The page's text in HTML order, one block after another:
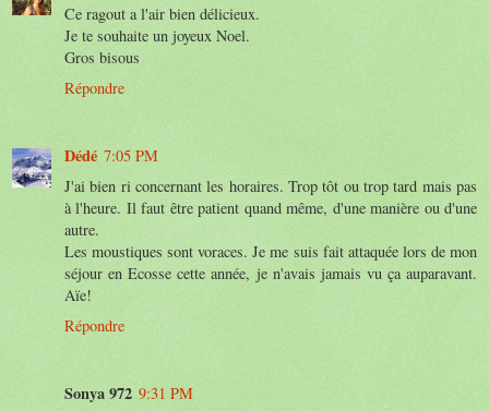
Ce ragout a l'air bien délicieux.
Je te souhaite un joyeux Noel.
Gros bisous
Répondre
Dédé 7:05 PM
J'ai bien ri concernant les horaires. Trop tôt ou trop tard mais pas
à l'heure. Il faut être patient quand même, d'une manière ou d'une
autre.
Les moustiques sont voraces. Je me suis fait attaquée lors de mon
séjour en Ecosse cette année, je n'avais jamais vu ça auparavant.
Aïe!
Répondre
Sonya 972 9:31 PM